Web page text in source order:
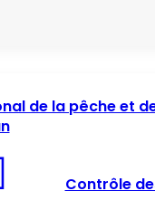
de la pêche et
Contrôle